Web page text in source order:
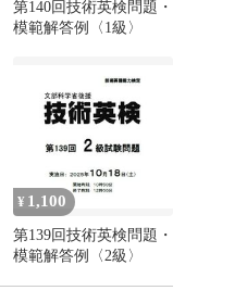
第140回技術英検問題・
模範解答例〈1級〉
¥ 1,100
第139回技術英検問題・
模範解答例〈2級〉